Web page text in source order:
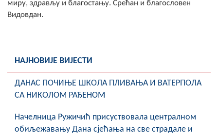
миру, здрављу и благостању. Срећан и благословен
Видовдан.
НАЈНОВИЈЕ ВИЈЕСТИ
ДАНАС ПОЧИЊЕ ШКОЛА ПЛИВАЊА И ВАТЕРПОЛА
СА НИКОЛОМ РАЂЕНОМ
Начелница Ружичић присуствовала централном
обиљежавању Дана сјећања на све страдале и